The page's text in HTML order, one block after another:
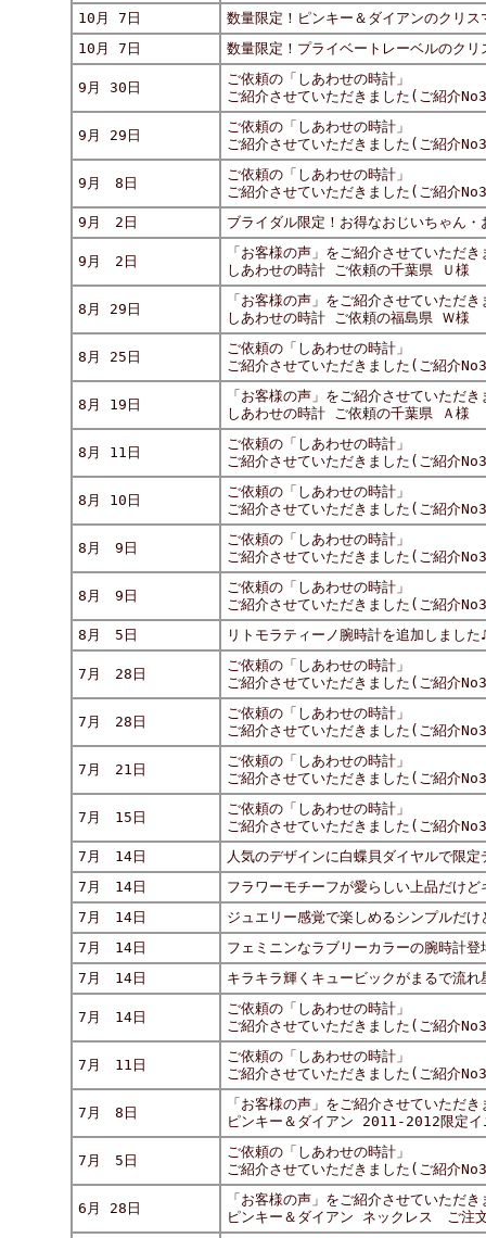
10月 7日
数量限定！ピンキー＆ダイアンのクリ
10月 7日
数量限定！プライベートレーベルのク
9月 30日
ご依頼の「しあわせの時計」
ご紹介させていただきました(ご紹介
9月 29日
ご依頼の「しあわせの時計」
ご紹介させていただきました(ご紹介
9月 8日
ご依頼の「しあわせの時計」
ご紹介させていただきました(ご紹介
9月 2日
ブライダル限定！お得なおじいちゃん
9月 2日
「お客様の声」をご紹介させていただき
しあわせの時計 ご依頼の千葉県 Ｕ様
8月 29日
「お客様の声」をご紹介させていただき
しあわせの時計 ご依頼の福島県 Ｗ様
8月 25日
ご依頼の「しあわせの時計」
ご紹介させていただきました(ご紹介
8月 19日
「お客様の声」をご紹介させていただき
しあわせの時計 ご依頼の千葉県 Ａ様
8月 11日
ご依頼の「しあわせの時計」
ご紹介させていただきました(ご紹介
8月 10日
ご依頼の「しあわせの時計」
ご紹介させていただきました(ご紹介
8月 9日
ご依頼の「しあわせの時計」
ご紹介させていただきました(ご紹介
8月 9日
ご依頼の「しあわせの時計」
ご紹介させていただきました(ご紹介
8月 5日
リトモラティーノ腕時計を追加しまし
7月 28日
ご依頼の「しあわせの時計」
ご紹介させていただきました(ご紹介
7月 28日
ご依頼の「しあわせの時計」
ご紹介させていただきました(ご紹介
7月 21日
ご依頼の「しあわせの時計」
ご紹介させていただきました(ご紹介
7月 15日
ご依頼の「しあわせの時計」
ご紹介させていただきました(ご紹介
7月 14日
人気のデザインに白蝶貝ダイヤルで限
7月 14日
フラワーモチーフが愛らしい上品だけ
7月 14日
ジュエリー感覚で楽しめるシンプルだ
7月 14日
フェミニンなラブリーカラーの腕時計
7月 14日
キラキラ輝くキュービックがまるで流
7月 14日
ご依頼の「しあわせの時計」
ご紹介させていただきました(ご紹介
7月 11日
ご依頼の「しあわせの時計」
ご紹介させていただきました(ご紹介
7月 8日
「お客様の声」をご紹介させていただき
ピンキー＆ダイアン 2011-2012限定
7月 5日
ご依頼の「しあわせの時計」
ご紹介させていただきました(ご紹介
6月 28日
「お客様の声」をご紹介させていただき
ピンキー＆ダイアン ネックレス ご注